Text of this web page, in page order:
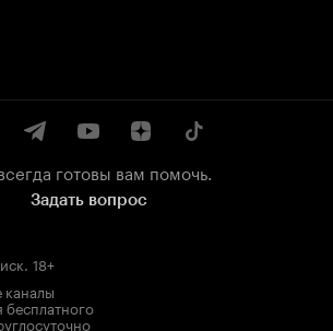
готовы вам помочь.
Задать вопрос
. 18+
бесплатного